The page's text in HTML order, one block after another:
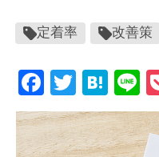
お知らせ
定着率 改善策
Facebook
Twitter